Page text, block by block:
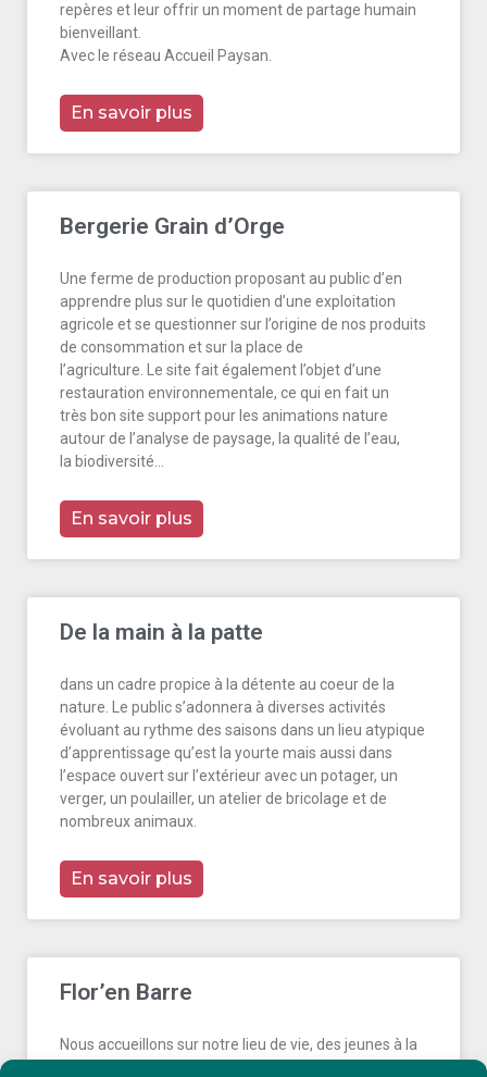
repères et leur offrir un moment de partage humain
bienveillant.
Avec le réseau Accueil Paysan.
En savoir plus
Bergerie Grain d’Orge
Une ferme de production proposant au public d’en
apprendre plus sur le quotidien d’une exploitation
agricole et se questionner sur l’origine de nos produits
de consommation et sur la place de
l’agriculture. Le site fait également l’objet d’une
restauration environnementale, ce qui en fait un
très bon site support pour les animations nature
autour de l’analyse de paysage, la qualité de l’eau,
la biodiversité…
En savoir plus
De la main à la patte
dans un cadre propice à la détente au coeur de la
nature. Le public s’adonnera à diverses activités
évoluant au rythme des saisons dans un lieu atypique
d’apprentissage qu’est la yourte mais aussi dans
l’espace ouvert sur l’extérieur avec un potager, un
verger, un poulailler, un atelier de bricolage et de
nombreux animaux.
En savoir plus
Flor’en Barre
Nous accueillons sur notre lieu de vie, des jeunes à la